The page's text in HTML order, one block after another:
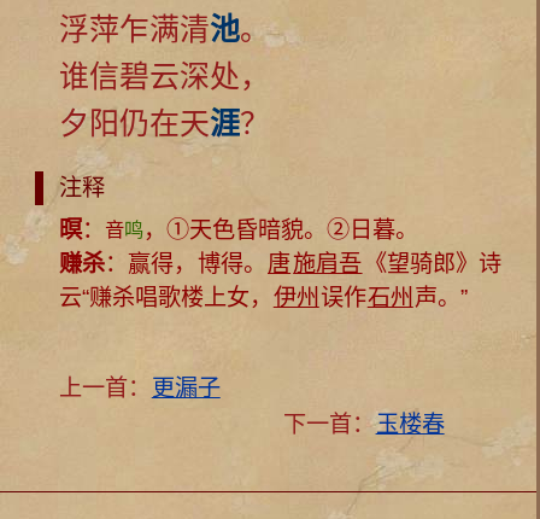
浮萍乍满清池。
谁信碧云深处，
夕阳仍在天涯？
注释
暝： 音鸣，①天色昏暗貌。②日暮。
赚杀：赢得，博得。 唐施肩吾 《望骑郎》诗
云“赚杀唱歌楼上女， 伊州 误作石州 声。”
上一首：
更漏子
下一首：玉楼春